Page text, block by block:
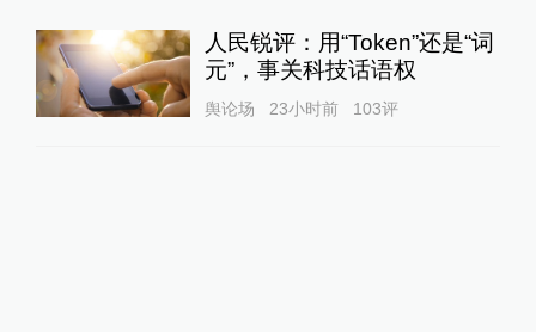
人民锐评：用“Token”还是“词
元”，事关科技话语权
舆论场 23小时前 103评